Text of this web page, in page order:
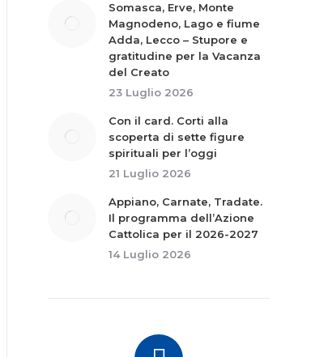
Somasca, Erve, Monte
Magnodeno, Lago e fiume
Adda, Lecco – Stupore e
gratitudine per la Vacanza
del Creato
23 Luglio 2026
Con il card. Corti alla
scoperta di sette figure
spirituali per l’oggi
21 Luglio 2026
Appiano, Carnate, Tradate.
Il programma dell’Azione
Cattolica per il 2026-2027
14 Luglio 2026